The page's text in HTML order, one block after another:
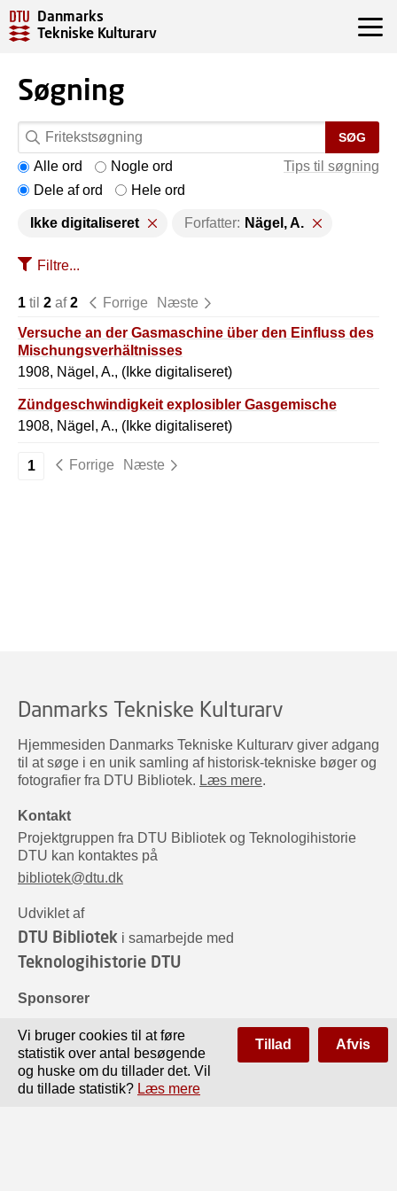
Danmarks
Tekniske Kulturarv
Søgning
SØG
Tips til søgning
Alle ord
Nogle ord
Dele af ord
Hele ord
Ikke digitaliseret Forfatter: Nägel, A.
Filtre...
1 til 2 af2 Forrige
Næste
Versuche an der Gasmaschine über den Einfluss des
Mischungsverhältnisses
1908, Nägel, A., (Ikke digitaliseret)
Zündgeschwindigkeit explosibler Gasgemische
1908, Nägel, A., (Ikke digitaliseret)
1 Forrige Næste
Danmarks Tekniske Kulturarv
Hjemmesiden Danmarks Tekniske Kulturarv giver adgang
til at søge i en unik samling af historisk-tekniske bøger og
fotografier fra DTU Bibliotek. Læs mere.
Kontakt
Projektgruppen fra DTU Bibliotek og Teknologihistorie
DTU kan kontaktes på
bibliotek@dtu.dk
Udviklet af
DTU Bibliotek i samarbejde med
Teknologihistorie DTU
Sponsorer
Vi bruger cookies til at føre
statistik over antal besøgende
og huske om du tillader det. Vil
du tillade statistik? Læs mere
Tillad Afvis